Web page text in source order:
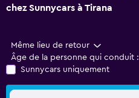
chez Sunnycars à Tirana
Même lieu de retour
Âge de la personne qui conduit :
Sunnycars uniquement